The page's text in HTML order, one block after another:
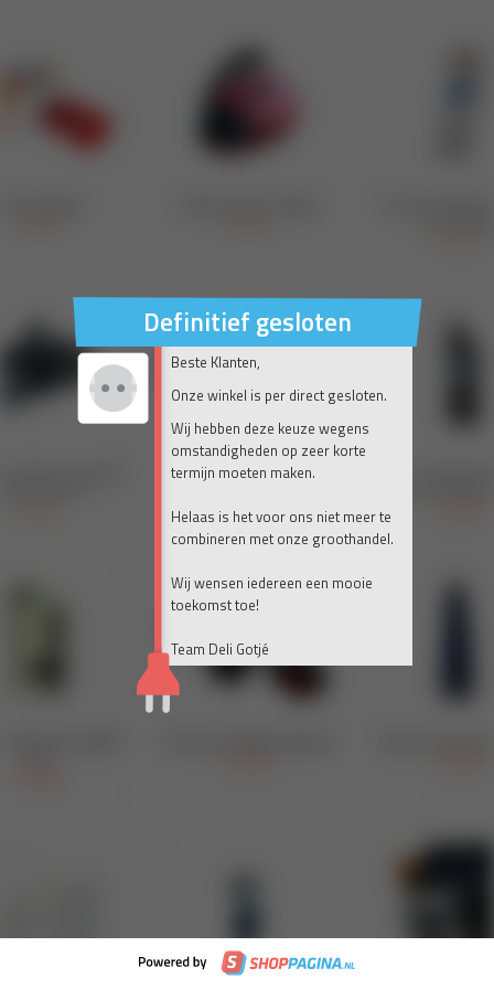
Definitief gesloten
Beste Klanten,
Onze winkel is per direct gesloten.
Wij hebben deze keuze wegens
omstandigheden op zeer korte
termijn moeten maken.
Helaas is het voor ons niet meer te
combineren met onze groothandel.
Wij wensen iedereen een mooie
toekomst toe!
Team Deli Gotjé